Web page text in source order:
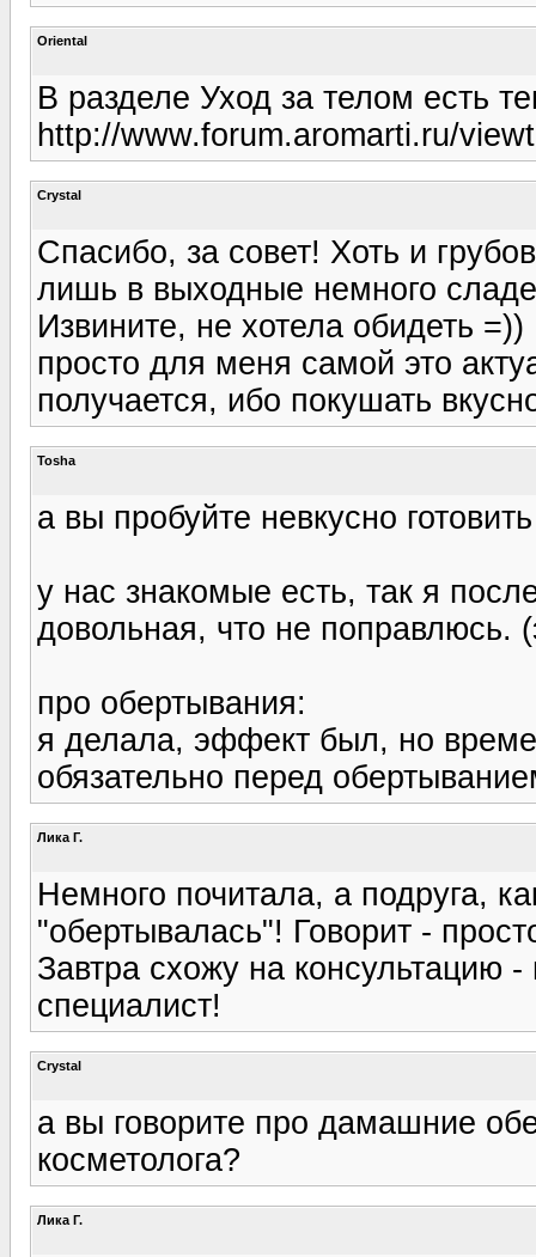
Oriental
В разделе Уход за телом есть
http://www.forum.aromarti.ru/
Crystal
Спасибо, за совет! Хоть и
лишь в выходные немного
Извините, не хотела обидеть =))
просто для меня самой это
получается, ибо покушать
Tosha
а вы пробуйте невкусно
у нас знакомые есть, так я
довольная, что не поправлюсь.
про обертывания:
я делала, эффект был, но
обязательно перед
Лика Г.
Немного почитала, а подруга,
"обертывалась"! Говорит -
Завтра схожу на консультацию -
специалист!
Crystal
а вы говорите про дамашние
косметолога?
Лика Г.